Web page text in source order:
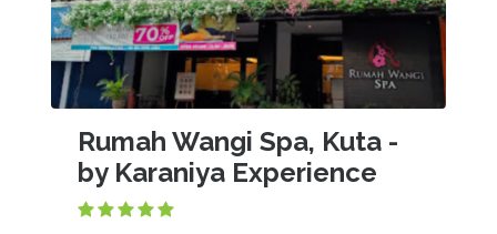
Rumah Wangi Spa, Kuta -
by Karaniya Experience